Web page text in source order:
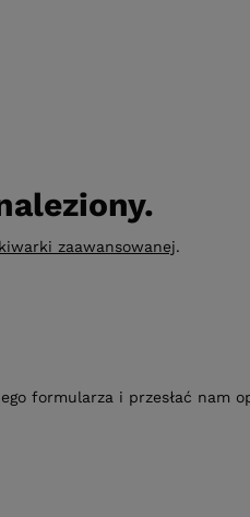
zaawansowanej.
formularza i przesłać nam